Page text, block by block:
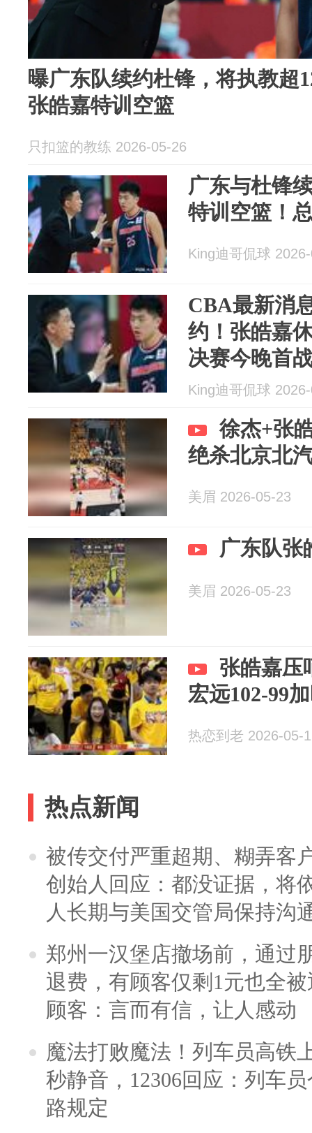
曝广东队续约杜锋，将执教超
张皓嘉特训空篮
只扣篮的教练 2026-05-26
广东与杜锋
特训空篮！
King迪哥侃球
CBA最新消
约！张皓嘉
决赛今晚首
King迪哥侃球
徐杰+张
绝杀北京北
美眉 2026-05-23
广东队张
美眉 2026-05-23
张皓嘉压
宏远102-99
热恋到老 2026-05-
热点新闻
被传交付严重超期、糊弄客
创始人回应：都没证据，将
人长期与美国交管局保持沟
郑州一汉堡店撤场前，通过
退费，有顾客仅剩1元也全
顾客：言而有信，让人感动
魔法打败魔法！列车员高铁
秒静音，12306回应：列车
路规定